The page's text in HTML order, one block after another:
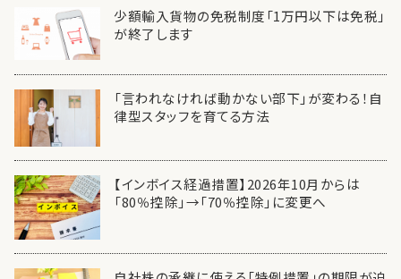
少額輸入貨物の免税制度「1万円以下は免税」
が終了します
「言われなければ動かない部下」が変わる！自
律型スタッフを育てる方法
【インボイス経過措置】2026年10月からは
「80％控除」→「70％控除」に変更へ